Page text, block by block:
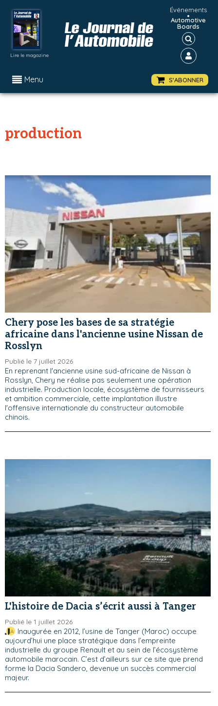
Lire le magazine
Événements
•
Automotive
Boards
Menu S'ABONNER
production
Chery pose les bases de sa stratégie
africaine dans l'ancienne usine Nissan de
Rosslyn
Publié le 7 juillet 2026
En reprenant l'ancienne usine sud-africaine de Nissan à
Rosslyn, Chery ne réalise pas seulement une opération
industrielle. Production locale, écosystème de fournisseurs
et ambition commerciale, cette implantation illustre
l'offensive internationale du constructeur automobile
chinois.
L'histoire de Dacia s’écrit aussi à Tanger
Publié le 1 juillet 2026
Inaugurée en 2012, l’usine de Tanger (Maroc) occupe
aujourd’hui une place stratégique dans l’empreinte
industrielle du groupe Renault et au sein de l’écosystème
automobile marocain. C’est d’ailleurs sur ce site que prend
forme la Dacia Sandero, devenue un succès commercial
majeur.